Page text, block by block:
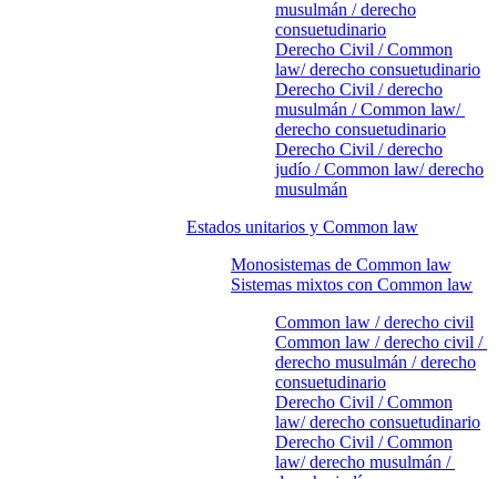
musulmán / derecho
consuetudinario
Derecho Civil / Common
law/ derecho consuetudinario
Derecho Civil / derecho
musulmán / Common law/
derecho consuetudinario
Derecho Civil / derecho
judío / Common law/ derecho
musulmán
Estados unitarios y Common law
Monosistemas de Common law
Sistemas mixtos con Common law
Common law / derecho civil
Common law / derecho civil /
derecho musulmán / derecho
consuetudinario
Derecho Civil / Common
law/ derecho consuetudinario
Derecho Civil / Common
law/ derecho musulmán /